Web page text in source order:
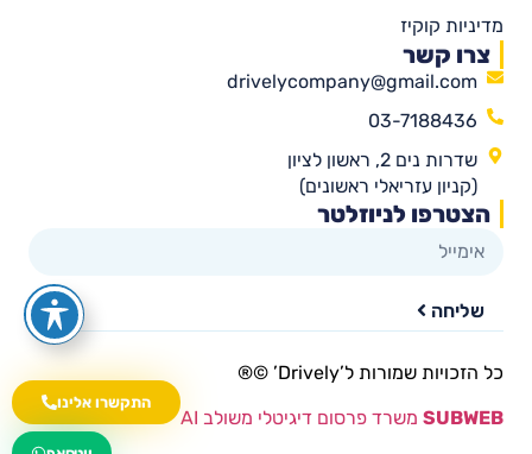
התקשרו אלינו
wa.me/535216644
מדיניות קוקיז
צרו קשר
drivelycompany@gmail.com
03-7188436
שדרות נים 2, ראשון לציון
(קניון עזריאלי ראשונים)
הצטרפו לניוזלטר
שליחה
כל הזכויות שמורות ל’Drively’ ©®​
SUBWEB משרד פרסום דיגיטלי משולב AI